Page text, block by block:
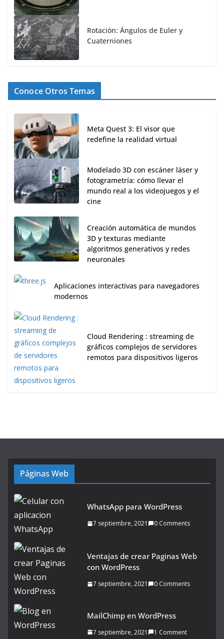
Rotación: Ángulos de Euler y
Cuaterniones
Conoce Otros Temas
Meta Quest 3: El visor que
redefine la realidad virtual
Modelado 3D con escáner láser y
fotogrametría: cómo llevar el
mundo real a los videojuegos y el
cine
Creación automática de mundos
3D y texturas mediante
algoritmos generativos y redes
neuronales
Aplicaciones interactivas para navegadores
modernos
Cloud Rendering : streaming de
gráficos complejos de servidores
remotos para dispositivos ligeros
Páginas Web
WhatsApp para WordPress
7 septiembre, 2021 0 Comments
Ventajas de crear Paginas Web
con WordPress
7 septiembre, 2021 0 Comments
MailChimp en WordPress
7 septiembre, 2021 1 Comment